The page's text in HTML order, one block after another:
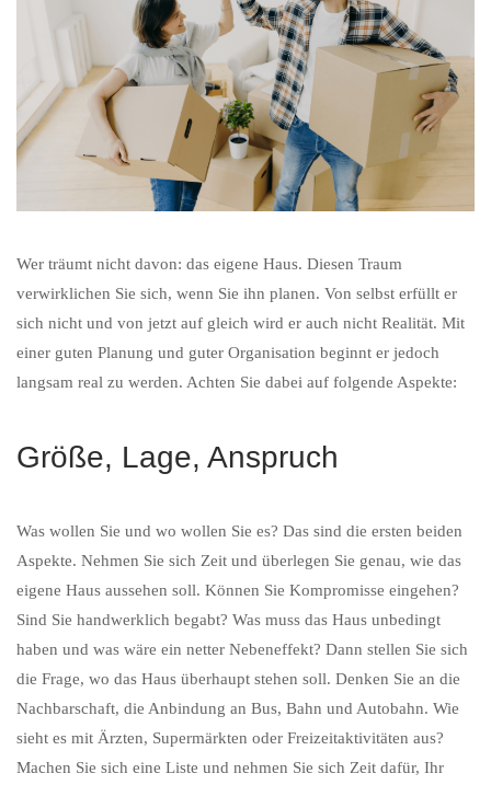
Wer träumt nicht davon: das eigene Haus. Diesen Traum
verwirklichen Sie sich, wenn Sie ihn planen. Von selbst erfüllt er
sich nicht und von jetzt auf gleich wird er auch nicht Realität. Mit
einer guten Planung und guter Organisation beginnt er jedoch
langsam real zu werden. Achten Sie dabei auf folgende Aspekte:
Größe, Lage, Anspruch
Was wollen Sie und wo wollen Sie es? Das sind die ersten beiden
Aspekte. Nehmen Sie sich Zeit und überlegen Sie genau, wie das
eigene Haus aussehen soll. Können Sie Kompromisse eingehen?
Sind Sie handwerklich begabt? Was muss das Haus unbedingt
haben und was wäre ein netter Nebeneffekt? Dann stellen Sie sich
die Frage, wo das Haus überhaupt stehen soll. Denken Sie an die
Nachbarschaft, die Anbindung an Bus, Bahn und Autobahn. Wie
sieht es mit Ärzten, Supermärkten oder Freizeitaktivitäten aus?
Machen Sie sich eine Liste und nehmen Sie sich Zeit dafür, Ihr